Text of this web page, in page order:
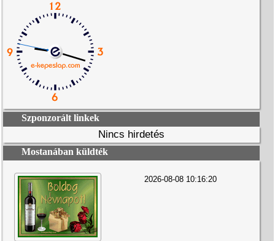
Szponzorált linkek
Nincs hirdetés
Mostanában küldték
2026-08-08 10:16:20